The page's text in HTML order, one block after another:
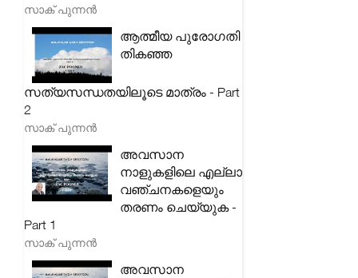
സാക് പുന്നൻ
ആത്മീയ പുരോഗതി
തികഞ്ഞ
സത്യസന്ധതയിലൂടെ മാത്രം - Part
2
സാക് പുന്നൻ
അവസാന
നാളുകളിലെ എല്ലാ
വഞ്ചനകളെയും
തരണം ചെയ്യുക -
Part 1
സാക് പുന്നൻ
അവസാന